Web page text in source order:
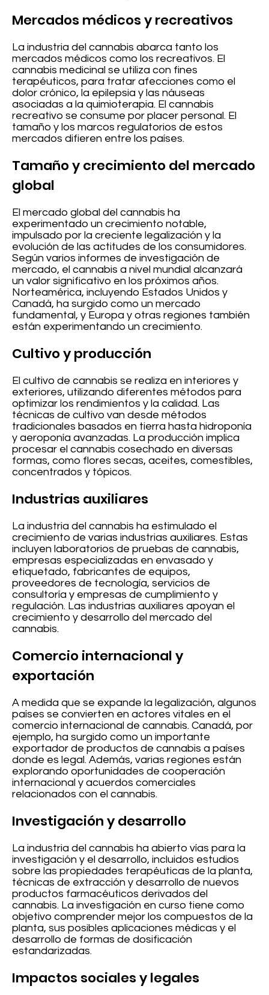
Mercados médicos y recreativos
La industria del cannabis abarca tanto los
mercados médicos como los recreativos. El
cannabis medicinal se utiliza con fines
terapéuticos, para tratar afecciones como el
dolor crónico, la epilepsia y las náuseas
asociadas a la quimioterapia. El cannabis
recreativo se consume por placer personal. El
tamaño y los marcos regulatorios de estos
mercados difieren entre los países.
Tamaño y crecimiento del mercado
global
El mercado global del cannabis ha
experimentado un crecimiento notable,
impulsado por la creciente legalización y la
evolución de las actitudes de los consumidores.
Según varios informes de investigación de
mercado, el cannabis a nivel mundial alcanzará
un valor significativo en los próximos años.
Norteamérica, incluyendo Estados Unidos y
Canadá, ha surgido como un mercado
fundamental, y Europa y otras regiones también
están experimentando un crecimiento.
Cultivo y producción
El cultivo de cannabis se realiza en interiores y
exteriores, utilizando diferentes métodos para
optimizar los rendimientos y la calidad. Las
técnicas de cultivo van desde métodos
tradicionales basados en tierra hasta hidroponía
y aeroponía avanzadas. La producción implica
procesar el cannabis cosechado en diversas
formas, como flores secas, aceites, comestibles,
concentrados y tópicos.
Industrias auxiliares
La industria del cannabis ha estimulado el
crecimiento de varias industrias auxiliares. Estas
incluyen laboratorios de pruebas de cannabis,
empresas especializadas en envasado y
etiquetado, fabricantes de equipos,
proveedores de tecnología, servicios de
consultoría y empresas de cumplimiento y
regulación. Las industrias auxiliares apoyan el
crecimiento y desarrollo del mercado del
cannabis.
Comercio internacional y
exportación
A medida que se expande la legalización, algunos
países se convierten en actores vitales en el
comercio internacional de cannabis. Canadá, por
ejemplo, ha surgido como un importante
exportador de productos de cannabis a países
donde es legal. Además, varias regiones están
explorando oportunidades de cooperación
internacional y acuerdos comerciales
relacionados con el cannabis.
Investigación y desarrollo
La industria del cannabis ha abierto vías para la
investigación y el desarrollo, incluidos estudios
sobre las propiedades terapéuticas de la planta,
técnicas de extracción y desarrollo de nuevos
productos farmacéuticos derivados del
cannabis. La investigación en curso tiene como
objetivo comprender mejor los compuestos de la
planta, sus posibles aplicaciones médicas y el
desarrollo de formas de dosificación
estandarizadas.
Impactos sociales y legales